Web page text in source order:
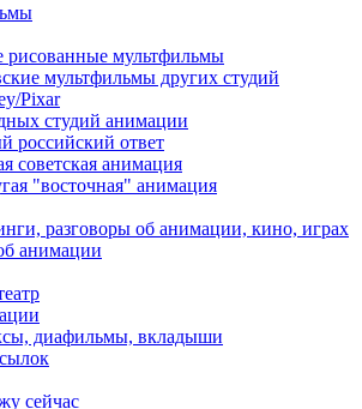
рисованные мультфильмы
мультфильмы других студий
Pixar
студий анимации
российский ответ
советская анимация
"восточная" анимация
разговоры об анимации, кино, играх
анимации
диафильмы, вкладыши
сейчас